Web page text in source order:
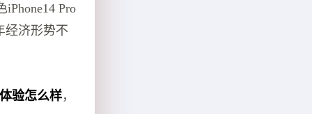
Pro
经济形势不
验怎么样，